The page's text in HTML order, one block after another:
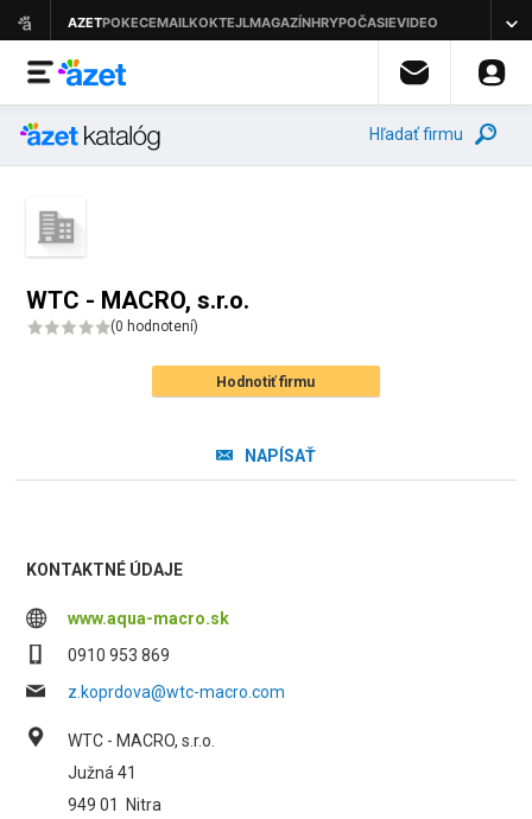
Hľadať firmu
WTC - MACRO, s.r.o.
(0 hodnotení)
Hodnotiť firmu
NAPÍSAŤ
KONTAKTNÉ ÚDAJE
www.aqua-macro.sk
0910 953 869
z.koprdova@wtc-macro.com
WTC - MACRO, s.r.o.
Južná 41
949 01
Nitra